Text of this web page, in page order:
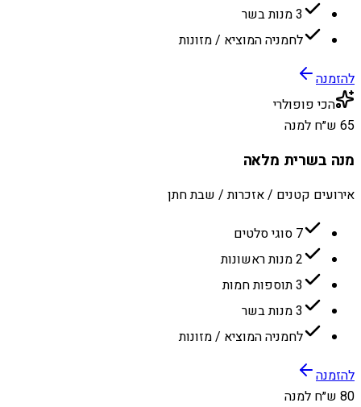
3 מנות בשר
לחמניה המוציא / מזונות
להזמנה
הכי פופולרי
65 ש״ח למנה
מנה בשרית מלאה
אירועים קטנים / אזכרות / שבת חתן
7 סוגי סלטים
2 מנות ראשונות
3 תוספות חמות
3 מנות בשר
לחמניה המוציא / מזונות
להזמנה
80 ש״ח למנה